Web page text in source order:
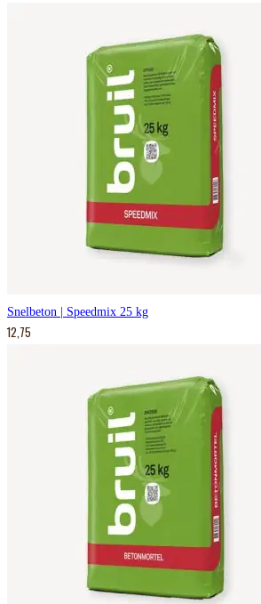
Snelbeton | Speedmix 25 kg
12,75